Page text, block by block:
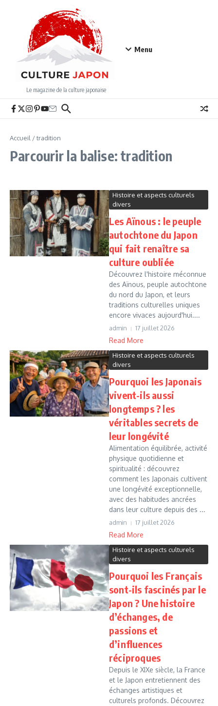
Le magazine de la culture japonaise
Menu
Accueil /tradition
Parcourir la balise: tradition
Histoire et aspects culturels
divers
Les Aïnous : le peuple
autochtone du Japon
qui fait renaître sa
culture oubliée
Découvrez l'histoire méconnue
des Aïnous, peuple autochtone
du nord du Japon, et leurs
traditions culturelles uniques
encore vivaces aujourd'hui....
admin 17 juillet 2026
Read More
Histoire et aspects culturels
divers
Pourquoi les Japonais
vivent-ils aussi
longtemps ? les
véritables secrets de
leur longévité
Alimentation équilibrée, activité
physique quotidienne et
spiritualité : découvrez
comment les Japonais cultivent
une longévité exceptionnelle,
avec des habitudes ancrées
dans leur culture depuis des ...
admin 17 juillet 2026
Read More
Histoire et aspects culturels
divers
Pourquoi les Français
sont-ils fascinés par le
Japon ? Une histoire
d’échanges, de
passions et
d’influences
réciproques
Depuis le XIXe siècle, la France
et le Japon entretiennent des
échanges artistiques et
culturels profonds. Découvrez